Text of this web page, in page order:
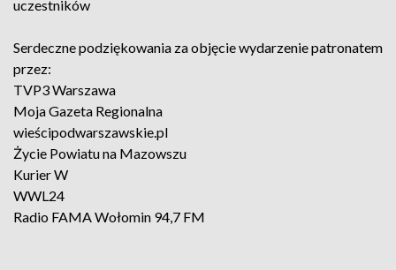
uczestników
Serdeczne podziękowania za objęcie wydarzenie patronatem
przez:
TVP3 Warszawa
Moja Gazeta Regionalna
wieścipodwarszawskie.pl
Życie Powiatu na Mazowszu
Kurier W
WWL24
Radio FAMA Wołomin 94,7 FM